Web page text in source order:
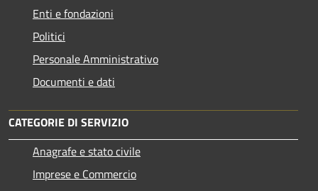
Enti e fondazioni
Politici
Personale Amministrativo
Documenti e dati
CATEGORIE DI SERVIZIO
Anagrafe e stato civile
Imprese e Commercio